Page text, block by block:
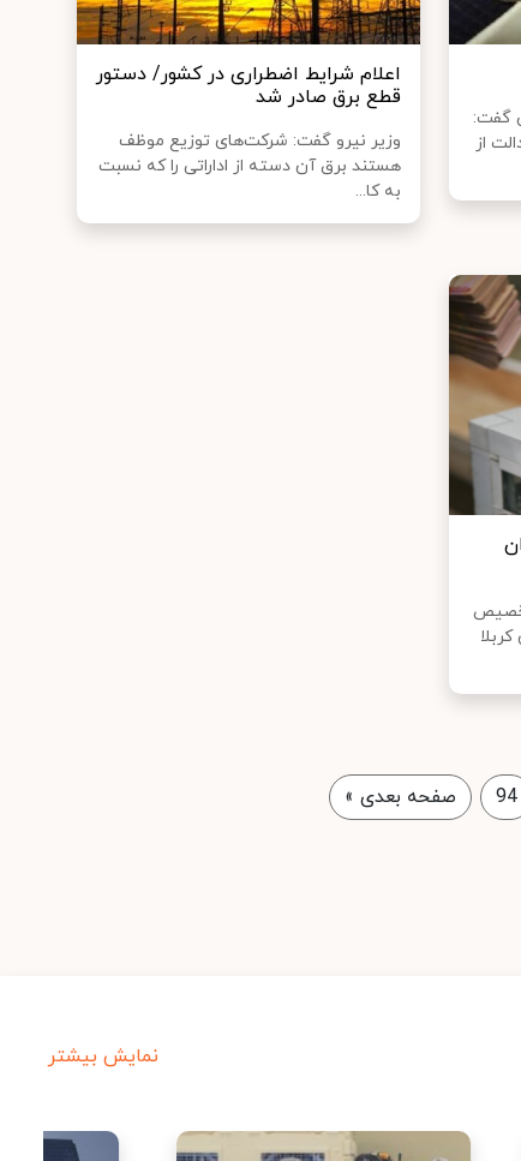
گفت:
از
اعلام شرایط اضطراری در کشور/ دستور
قطع برق صادر شد
وزیر نیرو گفت: شرکت‌های توزیع موظف
هستند برق آن دسته از اداراتی را که نسبت
به کا...
94 صفحه بعدی »
نمایش بیشتر